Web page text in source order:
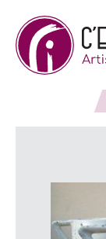
content